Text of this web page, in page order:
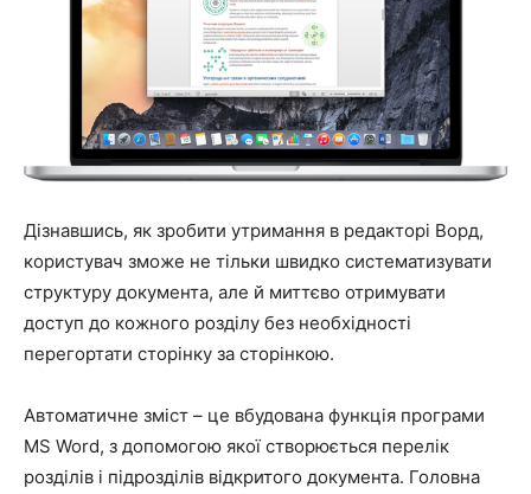
Дізнавшись, як зробити утримання в редакторі Ворд,
користувач зможе не тільки швидко систематизувати
структуру документа, але й миттєво отримувати
доступ до кожного розділу без необхідності
перегортати сторінку за сторінкою.
Автоматичне зміст – це вбудована функція програми
MS Word, з допомогою якої створюється перелік
розділів і підрозділів відкритого документа. Головна